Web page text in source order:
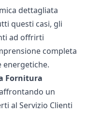
dettagliata
questi casi, gli
ad offrirti
completa
energetiche.
Fornitura
un
al Servizio Clienti